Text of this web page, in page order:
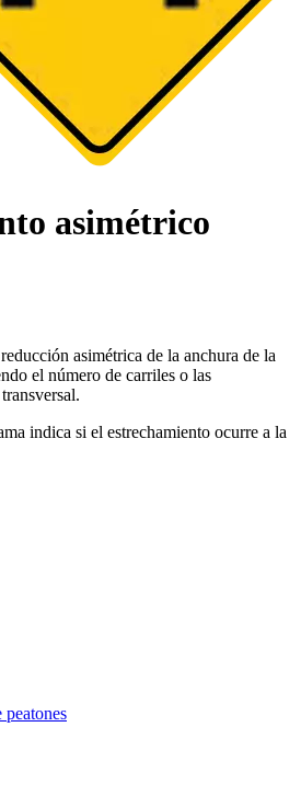
asimétrico
asimétrica de la anchura de la
el número de carriles o las
indica si el estrechamiento ocurre a la